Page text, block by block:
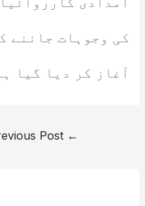
کی وجوہات جاننے
آغاز کر دیا گیا
←